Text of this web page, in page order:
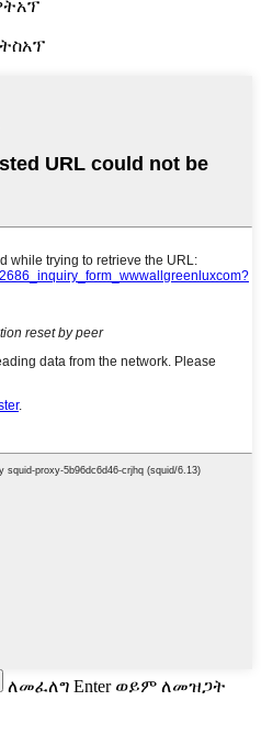
ለመፈለግ Enter ወይም ለመዝጋት